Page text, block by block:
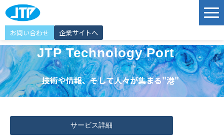
お問い合わせ 企業サイトへ
サービス
ソリューション
導入事例
エンジニア紹介
JTP Technology Port
技術や情報、そして人々が集まる"港"
サービス詳細